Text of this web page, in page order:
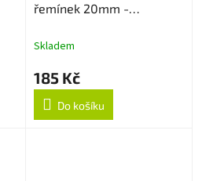
řemínek 20mm -
Skladem
185 Kč
Do košíku